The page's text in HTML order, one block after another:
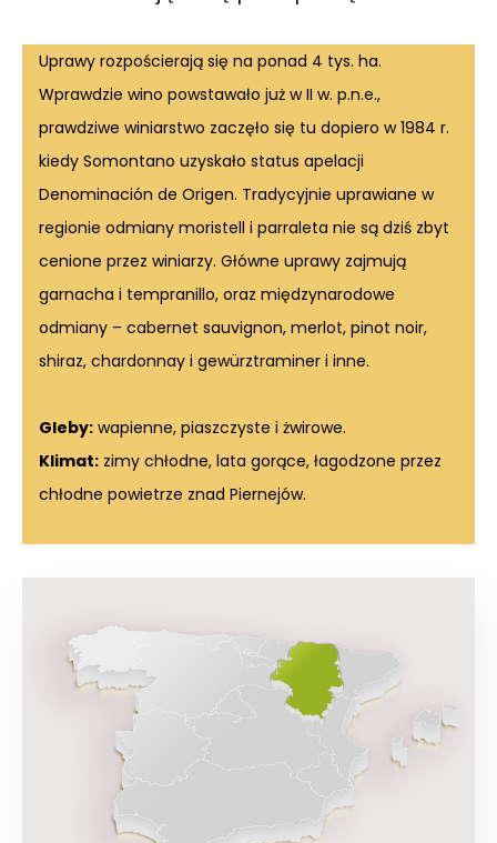
Uprawy rozpościerają się na ponad 4 tys. ha.
Wprawdzie wino powstawało już w II w. p.n.e.,
prawdziwe winiarstwo zaczęło się tu dopiero w 1984 r.
kiedy Somontano uzyskało status apelacji
Denominación de Origen. Tradycyjnie uprawiane w
regionie odmiany moristell i parraleta nie są dziś zbyt
cenione przez winiarzy. Główne uprawy zajmują
garnacha i tempranillo, oraz międzynarodowe
odmiany – cabernet sauvignon, merlot, pinot noir,
shiraz, chardonnay i gewürztraminer i inne.
Gleby: wapienne, piaszczyste i żwirowe.
Klimat: zimy chłodne, lata gorące, łagodzone przez
chłodne powietrze znad Piernejów.